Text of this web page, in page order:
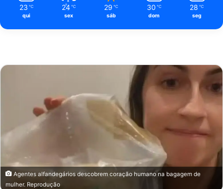
Agentes alfandegários descobrem coração humano na bagagem de
mulher. Reprodução
23 ℃
qui
24 ℃
sex
29 ℃
sáb
30 ℃
dom
28 ℃
seg